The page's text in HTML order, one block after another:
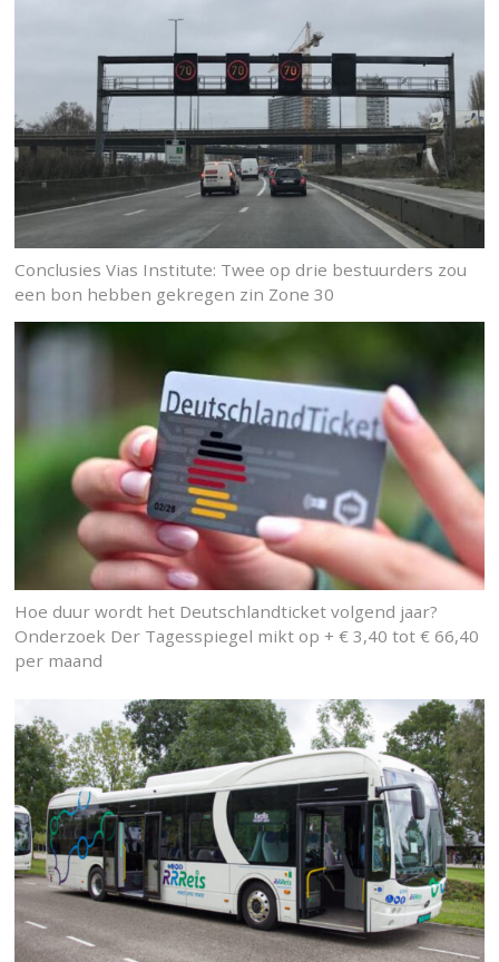
Conclusies Vias Institute: Twee op drie bestuurders zou
een bon hebben gekregen zin Zone 30
Hoe duur wordt het Deutschlandticket volgend jaar?
Onderzoek Der Tagesspiegel mikt op + € 3,40 tot € 66,40
per maand